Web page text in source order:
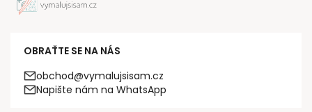
OBRAŤTE SE NA NÁS
obchod@vymalujsisam.cz
Napište nám na WhatsApp